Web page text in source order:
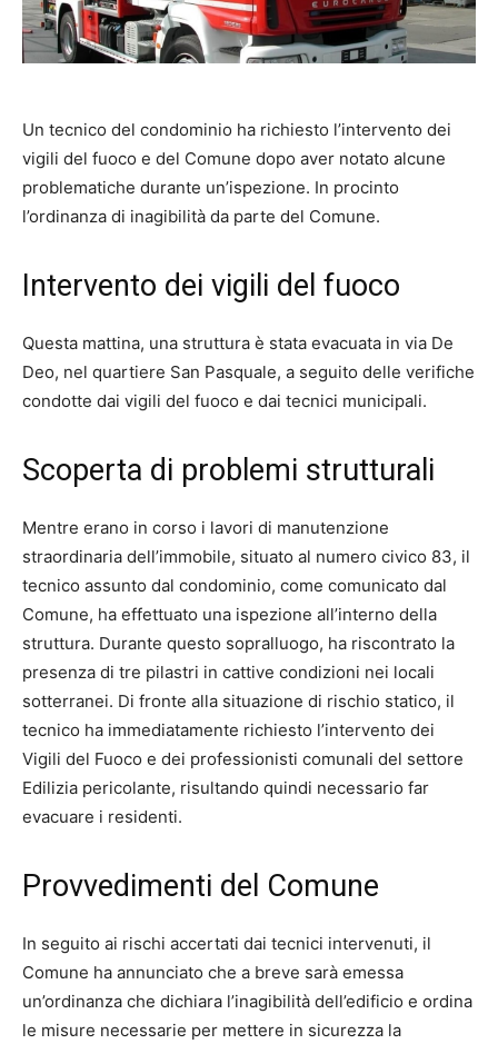
Un tecnico del condominio ha richiesto l’intervento dei
vigili del fuoco e del Comune dopo aver notato alcune
problematiche durante un’ispezione. In procinto
l’ordinanza di inagibilità da parte del Comune.
Intervento dei vigili del fuoco
Questa mattina, una struttura è stata evacuata in via De
Deo, nel quartiere San Pasquale, a seguito delle verifiche
condotte dai vigili del fuoco e dai tecnici municipali.
Scoperta di problemi strutturali
Mentre erano in corso i lavori di manutenzione
straordinaria dell’immobile, situato al numero civico 83, il
tecnico assunto dal condominio, come comunicato dal
Comune, ha effettuato una ispezione all’interno della
struttura. Durante questo sopralluogo, ha riscontrato la
presenza di tre pilastri in cattive condizioni nei locali
sotterranei. Di fronte alla situazione di rischio statico, il
tecnico ha immediatamente richiesto l’intervento dei
Vigili del Fuoco e dei professionisti comunali del settore
Edilizia pericolante, risultando quindi necessario far
evacuare i residenti.
Provvedimenti del Comune
In seguito ai rischi accertati dai tecnici intervenuti, il
Comune ha annunciato che a breve sarà emessa
un’ordinanza che dichiara l’inagibilità dell’edificio e ordina
le misure necessarie per mettere in sicurezza la